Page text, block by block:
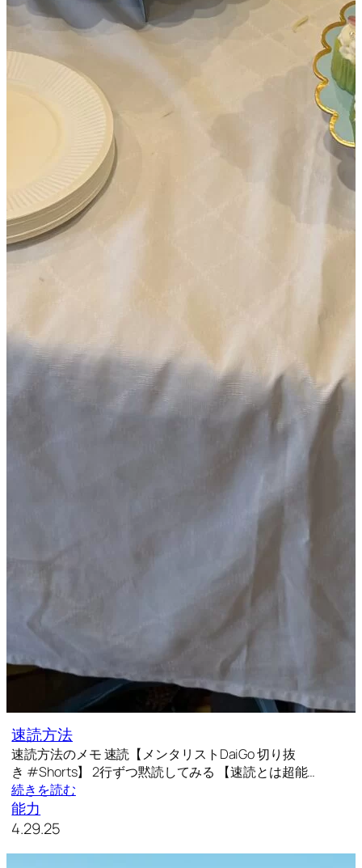
速読方法
速読方法のメモ 速読【メンタリストDaiGo 切り抜
き #Shorts】 2行ずつ黙読してみる 【速読とは超能…
続きを読む
能力
4.29.25